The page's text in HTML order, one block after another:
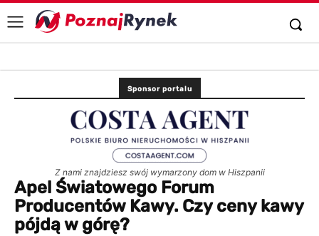
Sponsor portalu
Z nami znajdziesz swój wymarzony dom w Hiszpanii
Apel Światowego Forum
Producentów Kawy. Czy ceny kawy
pójdą w górę?